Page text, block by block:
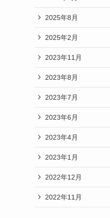
2025年8月
2025年2月
2023年11月
2023年8月
2023年7月
2023年6月
2023年4月
2023年1月
2022年12月
2022年11月